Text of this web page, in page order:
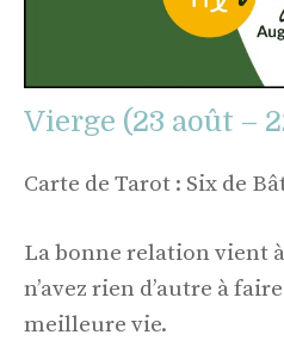
Vierge (23 août –
Carte de Tarot : Six de
La bonne relation vient
n’avez rien d’autre à
meilleure vie.